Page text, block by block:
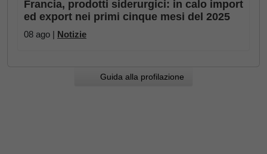
Francia, prodotti siderurgici: in calo import
ed export nei primi cinque mesi del 2025
08 ago | Notizie
Guida alla profilazione